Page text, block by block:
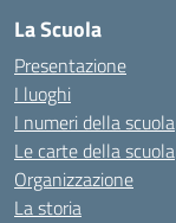
La Scuola
Presentazione
I luoghi
I numeri della scuola
Le carte della scuola
Organizzazione
La storia